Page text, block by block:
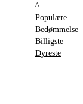
^
Populære
Bedømmelse
Billigste
Dyreste